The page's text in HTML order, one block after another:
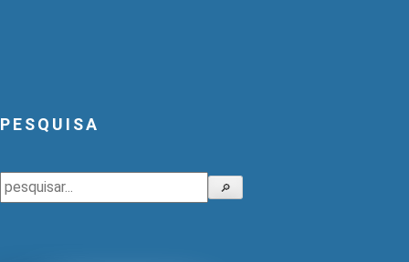
PESQUISA
Pesquisar 🔎